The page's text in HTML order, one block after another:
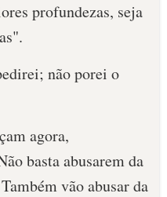
profundezas, seja
não porei o
agora,
basta abusarem da
vão abusar da